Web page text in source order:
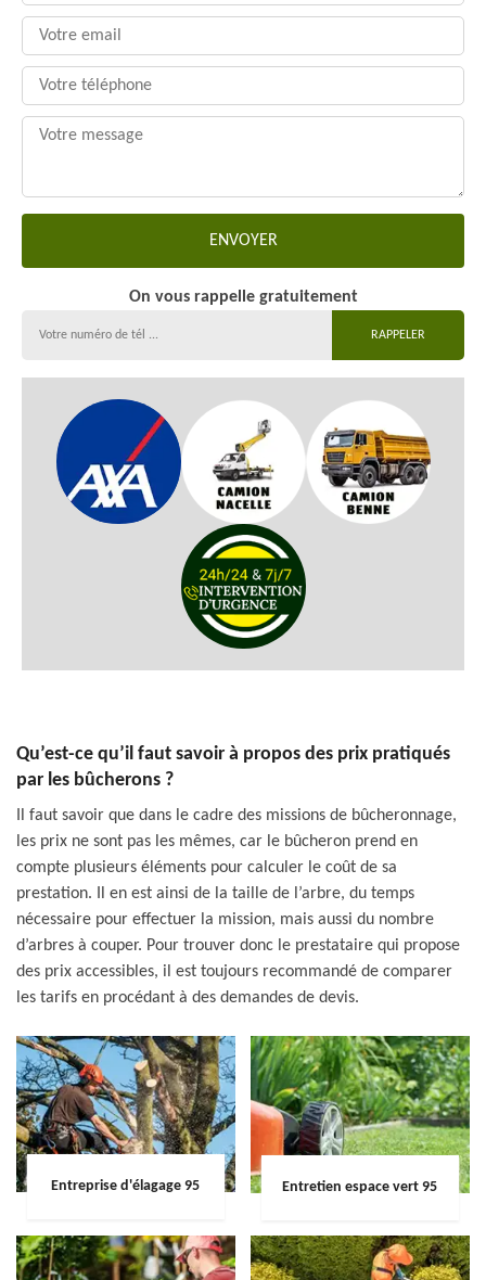
On vous rappelle gratuitement
Qu’est-ce qu’il faut savoir à propos des prix pratiqués
par les bûcherons ?
Il faut savoir que dans le cadre des missions de bûcheronnage,
les prix ne sont pas les mêmes, car le bûcheron prend en
compte plusieurs éléments pour calculer le coût de sa
prestation. Il en est ainsi de la taille de l’arbre, du temps
nécessaire pour effectuer la mission, mais aussi du nombre
d’arbres à couper. Pour trouver donc le prestataire qui propose
des prix accessibles, il est toujours recommandé de comparer
les tarifs en procédant à des demandes de devis.
Entreprise d'élagage 95 Entretien espace vert 95